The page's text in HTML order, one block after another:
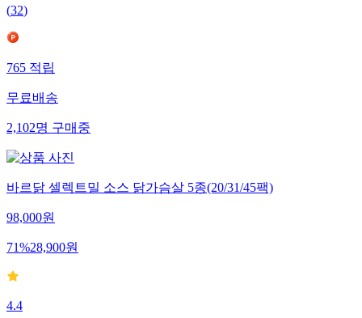
(32)
765 적립
무료배송
2,102명 구매중
바르닭 셀렉트밀 소스 닭가슴살 5종(20/31/45팩)
98,000원
71%28,900원
4.4